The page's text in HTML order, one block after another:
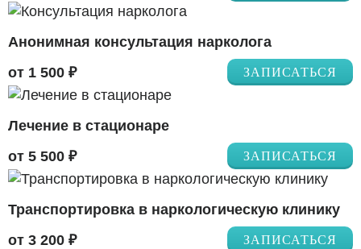
Анонимная консультация нарколога
от 1 500 ₽
ЗАПИСАТЬСЯ
Лечение в стационаре
от 5 500 ₽
ЗАПИСАТЬСЯ
Транспортировка в наркологическую клинику
от 3 200 ₽
ЗАПИСАТЬСЯ